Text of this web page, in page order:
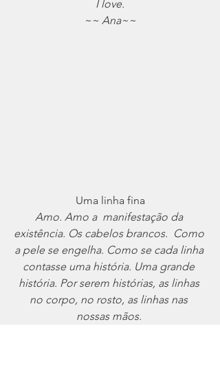
I love.
~~ Ana~~
Uma linha fina
Amo. Amo a  manifestação da
existência. Os cabelos brancos.  Como
a pele se engelha. Como se cada linha
contasse uma história. Uma grande
história. Por serem histórias, as linhas
no corpo, no rosto, as linhas nas
nossas mãos.